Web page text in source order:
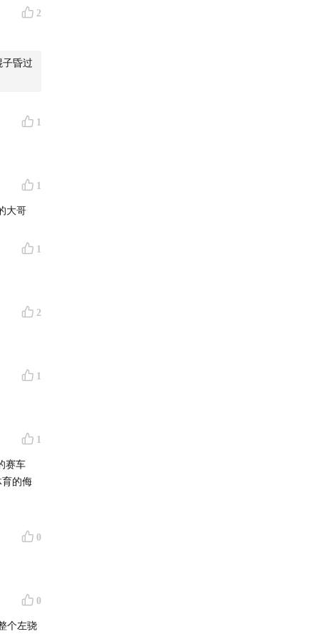
2
昏过
1
1
大哥
1
2
1
1
赛车
的侮
0
0
个左骁